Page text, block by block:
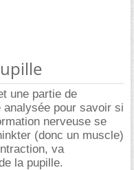
une partie de
pour savoir si
nerveuse se
(donc un muscle)
va
la pupille.